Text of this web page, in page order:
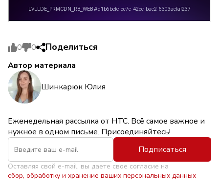
0 0 Поделиться
Автор материала
Шинкарюк Юлия
Еженедельная рассылка от НТС. Всё самое важное и
нужное в одном письме. Присоединяйтесь!
Подписаться
Оставляя свой e-mail, вы даете свое согласие на
сбор, обработку и хранение ваших персональных данных